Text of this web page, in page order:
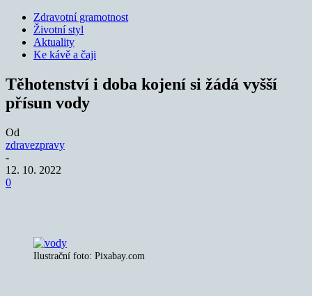
Zdravotní gramotnost
Životní styl
Aktuality
Ke kávě a čaji
Těhotenství i doba kojení si žádá vyšší
přísun vody
Od
zdravezpravy
-
12. 10. 2022
0
Ilustrační foto: Pixabay.com